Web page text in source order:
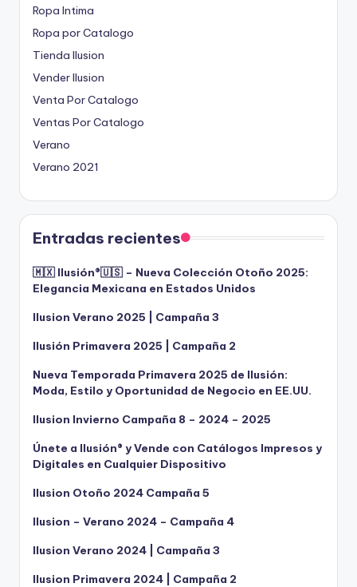
Ropa Intima
Ropa por Catalogo
Tienda Ilusion
Vender Ilusion
Venta Por Catalogo
Ventas Por Catalogo
Verano
Verano 2021
Entradas recientes
🇲🇽 Ilusión®️🇺🇸 – Nueva Colección Otoño 2025:
Elegancia Mexicana en Estados Unidos
Ilusion Verano 2025 | Campaña 3
Ilusión Primavera 2025 | Campaña 2
Nueva Temporada Primavera 2025 de Ilusión:
Moda, Estilo y Oportunidad de Negocio en EE.UU.
Ilusion Invierno Campaña 8 – 2024 – 2025
Únete a Ilusión® y Vende con Catálogos Impresos y
Digitales en Cualquier Dispositivo
Ilusion Otoño 2024 Campaña 5
Ilusion – Verano 2024 – Campaña 4
Ilusion Verano 2024 | Campaña 3
Ilusion Primavera 2024 | Campaña 2